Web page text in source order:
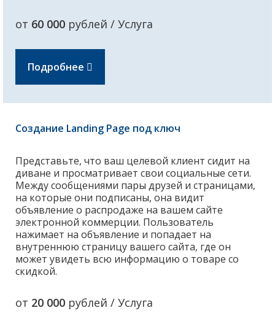
от 60 000 рублей / Услуга
Подробнее
Создание Landing Page под ключ
Представьте, что ваш целевой клиент сидит на
диване и просматривает свои социальные сети.
Между сообщениями пары друзей и страницами,
на которые они подписаны, она видит
объявление о распродаже на вашем сайте
электронной коммерции. Пользователь
нажимает на объявление и попадает на
внутреннюю страницу вашего сайта, где он
может увидеть всю информацию о товаре со
скидкой.
от 20 000 рублей / Услуга